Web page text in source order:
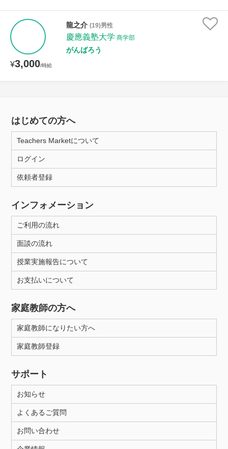
¥3,000/時給
龍之介 (19)男性
慶應義塾大学 商学部
がんばろう
はじめての方へ
Teachers Marketについて
ログイン
依頼者登録
インフォメーション
ご利用の流れ
面談の流れ
授業実施報告について
お支払いについて
家庭教師の方へ
家庭教師になりたい方へ
家庭教師登録
サポート
お知らせ
よくあるご質問
お問い合わせ